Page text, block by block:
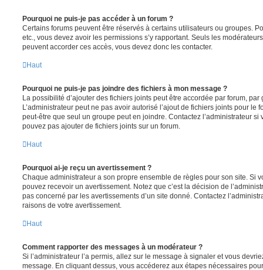
Pourquoi ne puis-je pas accéder à un forum ?
Certains forums peuvent être réservés à certains utilisateurs ou groupes.
etc., vous devez avoir les permissions s’y rapportant. Seuls les
peuvent accorder ces accès, vous devez donc les contacter.
Haut
Pourquoi ne puis-je pas joindre des fichiers à mon message ?
La possibilité d’ajouter des fichiers joints peut être accordée par forum, par
L’administrateur peut ne pas avoir autorisé l’ajout de fichiers joints pour le
peut-être que seul un groupe peut en joindre. Contactez l’administrateur
pouvez pas ajouter de fichiers joints sur un forum.
Haut
Pourquoi ai-je reçu un avertissement ?
Chaque administrateur a son propre ensemble de règles pour son site. Si
pouvez recevoir un avertissement. Notez que c’est la décision de
pas concerné par les avertissements d’un site donné. Contactez
raisons de votre avertissement.
Haut
Comment rapporter des messages à un modérateur ?
Si l’administrateur l’a permis, allez sur le message à signaler et vous
message. En cliquant dessus, vous accéderez aux étapes nécessaires